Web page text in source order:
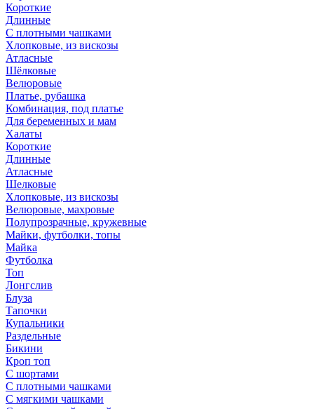
Короткие
Длинные
С плотными чашками
Хлопковые, из вискозы
Атласные
Шёлковые
Велюровые
Платье, рубашка
Комбинация, под платье
Для беременных и мам
Халаты
Короткие
Длинные
Атласные
Шелковые
Хлопковые, из вискозы
Велюровые, махровые
Полупрозрачные, кружевные
Майки, футболки, топы
Майка
Футболка
Топ
Лонгслив
Блуза
Тапочки
Купальники
Раздельные
Бикини
Кроп топ
С шортами
С плотными чашками
С мягкими чашками